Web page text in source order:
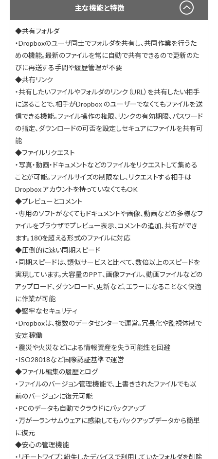
主な機能と特徴
◆共有フォルダ
・Dropboxのユーザ同士でフォルダを共有し、共同作業を行うた
めの機能。最新のファイルを常に自動で共有できるので更新のた
びに再送する手間や履歴管理が不要
◆共有リンク
・共有したいファイルやフォルダのリンク（URL）を共有したい相手
に送ることで、相手がDropbox のユーザーでなくてもファイルを送
信できる機能。ファイル操作の権限、リンクの有効期限、パスワード
の指定、ダウンロードの可否を設定しセキュアにファイルを共有可
能
◆ファイルリクエスト
・写真・動画・ドキュメントなどのファイルをリクエストして集める
ことが可能。ファイルサイズの制限なし、リクエストする相手は
Dropbox アカウントを持っていなくてもOK
◆プレビューとコメント
・専用のソフトがなくてもドキュメントや画像、動画などの多様なフ
ァイルをブラウザでプレビュー表示、コメントの追加、共有ができ
ます。180を超える形式のファイルに対応
◆圧倒的に速い同期スピード
・同期スピードは、類似サービスと比べて、数倍以上のスピードを
実現しています。大容量のPPT、画像ファイル、動画ファイルなどの
アップロード、ダウンロード、更新など、エラーになることなく快適
に作業が可能
◆堅牢なセキュリティ
・Dropboxは、複数のデータセンターで運営。冗長化や監視体制で
安定稼働
・震災や火災などによる情報資産を失う可能性を回避
・ISO28018など国際認証基準で運営
◆ファイル編集の履歴とログ
・ファイルのバージョン管理機能で、上書きされたファイルでも以
前のバージョンに復元可能
・PCのデータも自動でクラウドにバックアップ
・万が一ランサムウェアに感染してもバックアップデータから簡単
に復元
◆安心の管理機能
・リモートワイプ：紛失したデバイスで利用していたフォルダを削除